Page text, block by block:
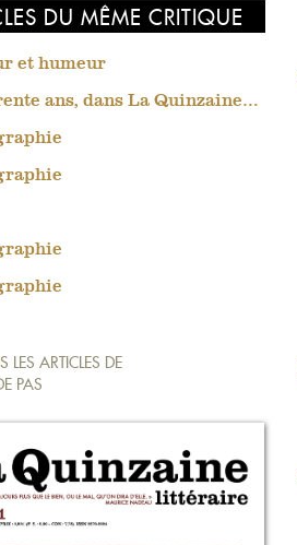
DU MÊME CRITIQUE
et humeur
ans, dans La Quinzaine…
LES ARTICLES DE
PAS